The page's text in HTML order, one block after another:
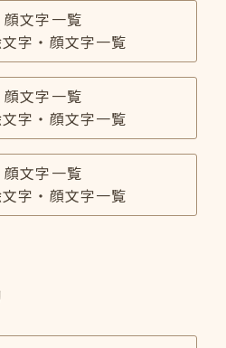
文字一覧
字・顔文字一覧
文字一覧
字・顔文字一覧
文字一覧
字・顔文字一覧